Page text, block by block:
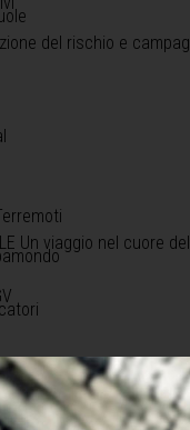
del rischio e
Un viaggio nel cuore